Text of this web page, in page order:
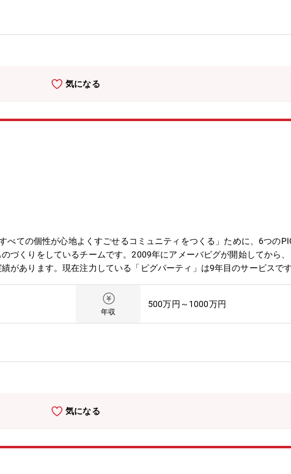
を中心とするプラットフォームを活用し、多様なサービスを展開する、
て最大、世界においても600万人以上のユーザに利用いただくプラット
高め、サービスをグロースさせるための新規事業・新規サービスの企画
グループ ※新サービス企画として配属予定【本ポジションのミッション
気になる
ての個性が心地よくすごせるコミュニティをつくる」ために、6つの
づくりをしているチームです。2009年にアメーバピグが開始してから
があります。現在注力している「ピグパーティ」は9年目のサービスで
ォームを目指していきます。【事業内容】Amebaは2004年9月にブログ
出し続け、今では会員数6500万/月間来訪者数(MAU)2200万という社会
、つづく、Ameba LIFE」をブランドビジョンとして掲げ、「人と情報
ッションとしています。Ameba事業本部では、「基幹事業」となる■ア
ネタイズ事業また新しいチャレンジとして■Ameba Pick（アフィリエイ
うメディアを軸に、様々な新規事業を展開しています。【チームの文
を進めています。営業出身のプロダクトマネージャーやデザイナー出
と連携した開発やアクセシビリティを考慮したデザイン実装、新しい技
年収
500万円～1000万円
気になる